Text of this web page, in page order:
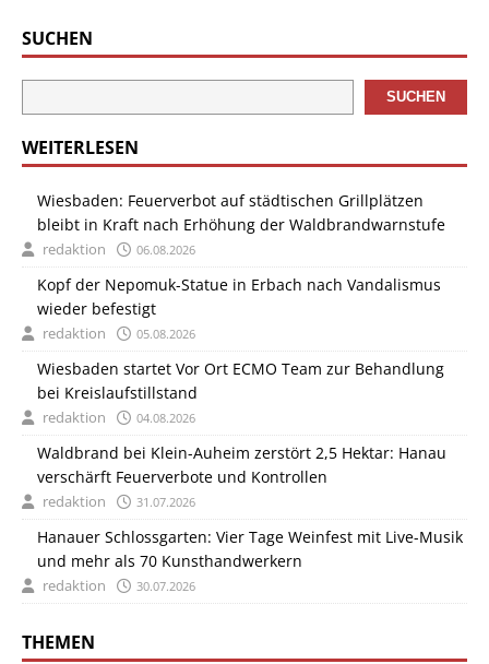
SUCHEN
SUCHEN
WEITERLESEN
Wiesbaden: Feuerverbot auf städtischen Grillplätzen
bleibt in Kraft nach Erhöhung der Waldbrandwarnstufe
redaktion 06.08.2026
Kopf der Nepomuk-Statue in Erbach nach Vandalismus
wieder befestigt
redaktion 05.08.2026
Wiesbaden startet Vor Ort ECMO Team zur Behandlung
bei Kreislaufstillstand
redaktion 04.08.2026
Waldbrand bei Klein-Auheim zerstört 2,5 Hektar: Hanau
verschärft Feuerverbote und Kontrollen
redaktion 31.07.2026
Hanauer Schlossgarten: Vier Tage Weinfest mit Live-Musik
und mehr als 70 Kunsthandwerkern
redaktion 30.07.2026
THEMEN